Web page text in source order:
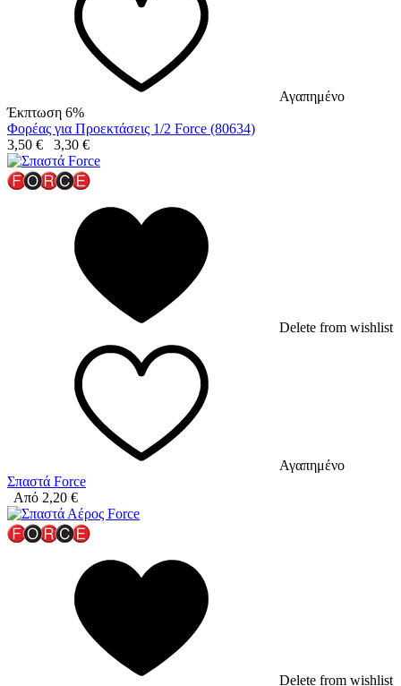
Αγαπημένο
Έκπτωση 6%
Φορέας για Προεκτάσεις 1/2 Force (80634)
3,50 € 3,30 €
Delete from wishlist
Αγαπημένο
Σπαστά Force
Από 2,20 €
Delete from wishlist